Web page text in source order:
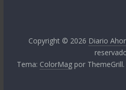
Copyright © 2026 Diario
Tema: ColorMag por